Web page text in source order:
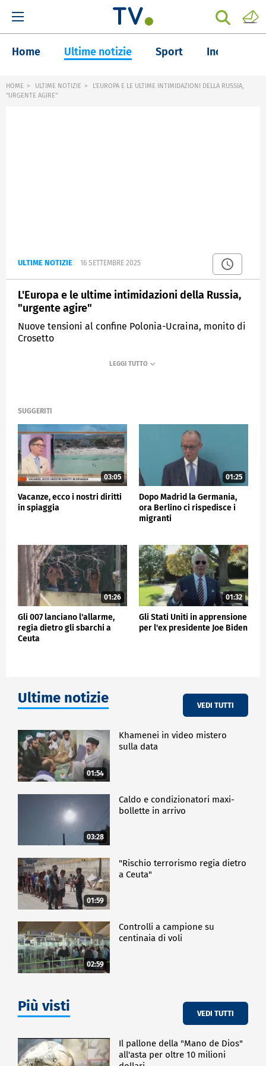
Home Ultime notizie Sport Inchieste
HOME ULTIME NOTIZIE
L'EUROPA E LE ULTIME INTIMIDAZIONI DELLA RUSSIA,
"URGENTE AGIRE"
ULTIME NOTIZIE 16 SETTEMBRE 2025
L'Europa e le ultime intimidazioni della Russia,
"urgente agire"
Nuove tensioni al confine Polonia-Ucraina, monito di
Crosetto
SUGGERITI
03:05
Vacanze, ecco i nostri diritti
in spiaggia
01:25
Dopo Madrid la Germania,
ora Berlino ci rispedisce i
migranti
01:26
Gli 007 lanciano l'allarme,
regia dietro gli sbarchi a
Ceuta
01:32
Gli Stati Uniti in apprensione
per l'ex presidente Joe Biden
Ultime notizie VEDI TUTTI
01:54
Khamenei in video mistero
sulla data
03:28
Caldo e condizionatori maxi-
bollette in arrivo
01:59
"Rischio terrorismo regia dietro
a Ceuta"
02:59
Controlli a campione su
centinaia di voli
Più visti VEDI TUTTI
Il pallone della "Mano de Dios"
all'asta per oltre 10 milioni